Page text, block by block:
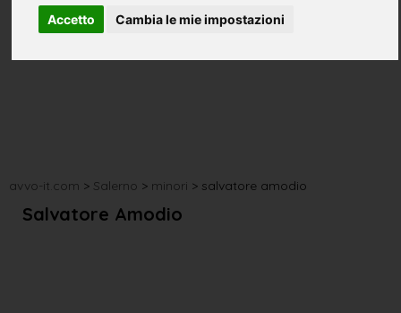
Accetto Cambia le mie impostazioni
avvo-it.com > Salerno > minori > salvatore amodio
Salvatore Amodio